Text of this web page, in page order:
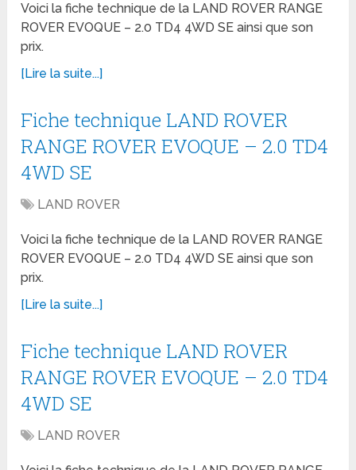
Voici la fiche technique de la LAND ROVER RANGE
ROVER EVOQUE – 2.0 TD4 4WD SE ainsi que son
prix.
[Lire la suite...]
Fiche technique LAND ROVER
RANGE ROVER EVOQUE – 2.0 TD4
4WD SE
LAND ROVER
Voici la fiche technique de la LAND ROVER RANGE
ROVER EVOQUE – 2.0 TD4 4WD SE ainsi que son
prix.
[Lire la suite...]
Fiche technique LAND ROVER
RANGE ROVER EVOQUE – 2.0 TD4
4WD SE
LAND ROVER